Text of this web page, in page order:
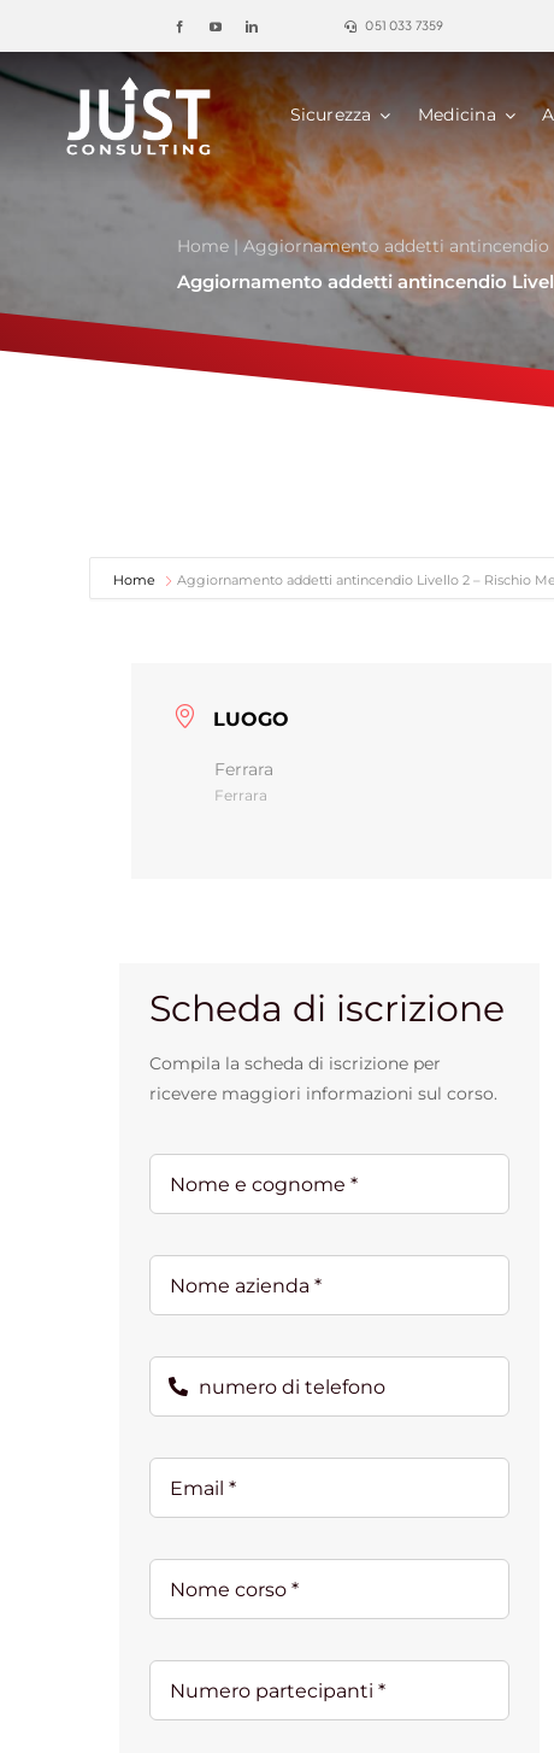
al
contenuto
051 033 7359
Sicurezza Medicina
Home |Aggiornamento addetti antincendio
Aggiornamento addetti antincendio
Home Aggiornamento addetti antincendio Livello 2 – Rischio
LUOGO
Ferrara
Ferrara
Scheda di iscrizione
Compila la scheda di iscrizione per
ricevere maggiori informazioni sul corso.